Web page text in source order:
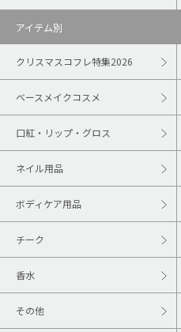
アイテム別
クリスマスコフレ特集2026
ベースメイクコスメ
口紅・リップ・グロス
ネイル用品
ボディケア用品
チーク
香水
その他